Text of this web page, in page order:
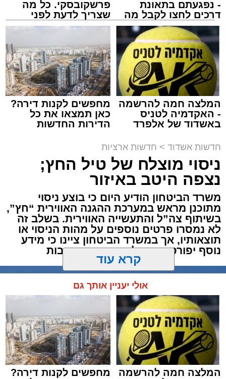
אילוסטרציה מעצר חשוד
מערכת האתר / 00:13 06.08.26
תגים:משטרה, מעצר, אלימות, אשדוד
דרמה קשה ברחובות אשדוד: אירוע אלימות חמור
התרחש בשעות אחר הצהריים (רביעי) באחד
הפארקים המרכזיים בעיר, במהלכו נדקר נער בן
12 ונפצע.
עם קבלת הדיווח במוקד 100 ובמוקדי החירום,
הוזעקו למקום כוחות הצלה רבים יחד עם שוטרי
לנער הפצוע טיפול רפואי ראשוני בשטח, ולאחר
מכן פינו אותו לבית החולים כשמצבו מוגדר קל.
במקביל למתן הטיפול הרפואי, המשטרה פתחה
בחקירה מקיפה ומידית. כוחות גדולים של שוטרים
ובלשים הגיעו לזירה, אספו ממצאים פיזיים, גבו
עדויות מעדים שנכחו במקום והחלו בסריקות
- נפגעתם בתאונת
דרכים לחצו לקבל מה
שמגיע לכם
פרשקובסקי. כל מה
שצריך לדעת לפני
שמגישים הצעה לדירה
המלצה חמה להרשמה
- האקדמיה לטניס
באשדוד של אלפרד
מחפשים לקנות דירה?
כאן תמצאו את כל
הדירות החדשות
חדשות אשדוד > חדשות ארציות
ניסוי מוצלח של טיל החץ;
נצפה היטב באיזור
משרד הביטחון הודיע היום כי בוצע ניסוי
מתוכנן מראש במערכת ההגנה האווירית “חץ”,
בשיתוף צה”ל והתעשייה האווירית. בשלב זה
לא נמסרו פרטים נוספים על מהות הניסוי או
תוצאותיו, אך במשרד הביטחון ציינו כי מידע
נוסף יפורסם במהלך השעות הקרובות
קרא עוד
אולי יעניין אותך גם